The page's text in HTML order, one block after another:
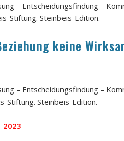
– Entscheidungsfindung –
Stiftung. Steinbeis-Edition.
keine
– Entscheidungsfindung –
Stiftung. Steinbeis-Edition.
2023